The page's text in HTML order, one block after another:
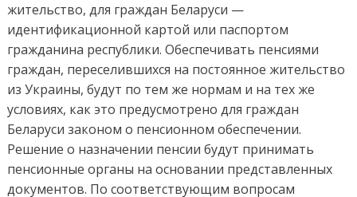
жительство, для граждан Беларуси —
идентификационной картой или паспортом
гражданина республики. Обеспечивать пенсиями
граждан, переселившихся на постоянное жительство
из Украины, будут по тем же нормам и на тех же
условиях, как это предусмотрено для граждан
Беларуси законом о пенсионном обеспечении.
Решение о назначении пенсии будут принимать
пенсионные органы на основании представленных
документов. По соответствующим вопросам